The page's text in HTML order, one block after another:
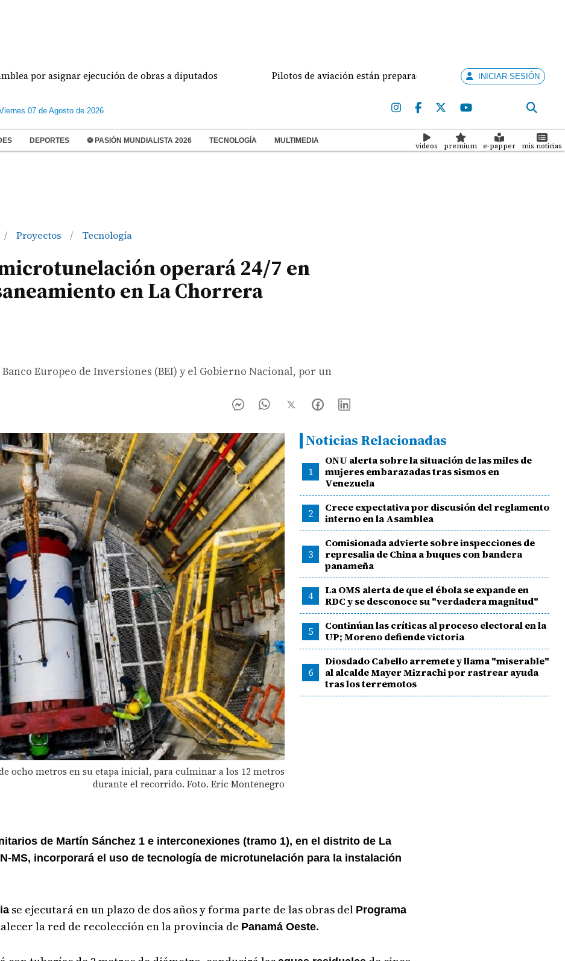
asignar ejecución de obras a diputados Pilotos de aviación están preparados para ejercer la docenciaINICIAR SESIÓN
07 de Agosto de 2026
DEPORTES ⚽ PASIÓN MUNDIALISTA 2026 TECNOLOGÍA MULTIMEDIA
videos premium e-papper mis noticias
/ Proyectos / Tecnología
operará 24/7 en
en La Chorrera
Europeo de Inversiones (BEI) y el Gobierno Nacional, por un
ocho metros en su etapa inicial, para culminar a los 12 metros
durante el recorrido. Foto. Eric Montenegro
Noticias Relacionadas
1
ONU alerta sobre la situación de las miles de
mujeres embarazadas tras sismos en
Venezuela
2
Crece expectativa por discusión del reglamento
interno en la Asamblea
3
Comisionada advierte sobre inspecciones de
represalia de China a buques con bandera
panameña
4
La OMS alerta de que el ébola se expande en
RDC y se desconoce su "verdadera magnitud"
5
Continúan las críticas al proceso electoral en la
UP; Moreno defiende victoria
6
Diosdado Cabello arremete y llama "miserable"
al alcalde Mayer Mizrachi por rastrear ayuda
tras los terremotos
de Martín Sánchez 1 e interconexiones (tramo 1), en el distrito de La
MS, incorporará el uso de tecnología de microtunelación para la instalación
se ejecutará en un plazo de dos años y forma parte de las obras del Programa
la red de recolección en la provincia de Panamá Oeste.